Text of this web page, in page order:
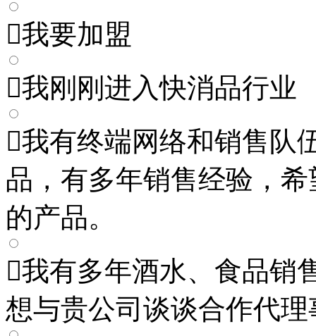
我要加盟
我刚刚进入快消品行业
我有终端网络和销售队
品，有多年销售经验，
的产品。
我有多年酒水、食品销
想与贵公司谈谈合作代理